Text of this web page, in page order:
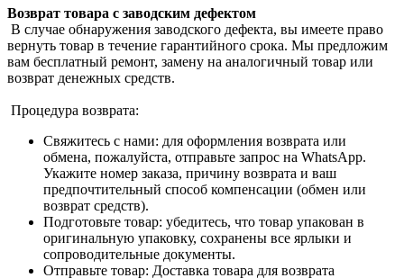
Возврат товара с заводским дефектом
В случае обнаружения заводского дефекта, вы имеете право
вернуть товар в течение гарантийного срока. Мы предложим
вам бесплатный ремонт, замену на аналогичный товар или
возврат денежных средств.
Процедура возврата:
Свяжитесь с нами: для оформления возврата или
обмена, пожалуйста, отправьте запрос на WhatsApp.
Укажите номер заказа, причину возврата и ваш
предпочтительный способ компенсации (обмен или
возврат средств).
Подготовьте товар: убедитесь, что товар упакован в
оригинальную упаковку, сохранены все ярлыки и
сопроводительные документы.
Отправьте товар: Доставка товара для возврата